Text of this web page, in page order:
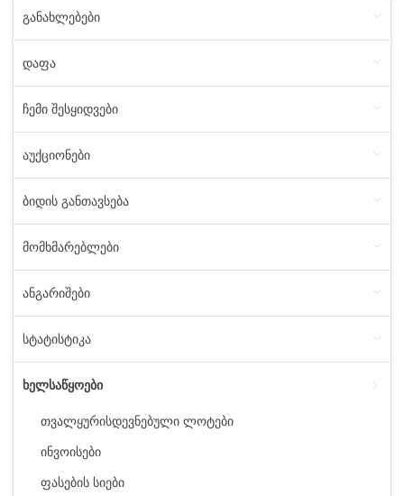
განახლებები
დაფა
ჩემი შესყიდვები
აუქციონები
ბიდის განთავსება
მომხმარებლები
ანგარიშები
სტატისტიკა
ხელსაწყოები
თვალყურისდევნებული ლოტები
ინვოისები
ფასების სიები